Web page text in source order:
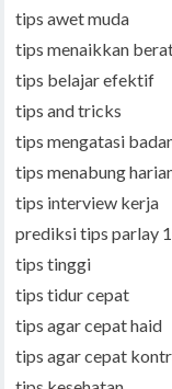
tips awet muda
tips menaikkan
tips belajar efektif
tips and tricks
tips mengatasi
tips menabung
tips interview kerja
prediksi tips parlay
tips tinggi
tips tidur cepat
tips agar cepat haid
tips agar cepat